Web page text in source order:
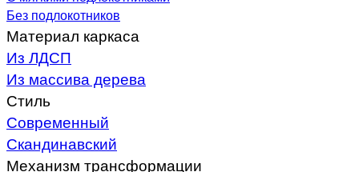
Без подлокотников
Материал каркаса
Из ЛДСП
Из массива дерева
Стиль
Современный
Скандинавский
Механизм трансформации